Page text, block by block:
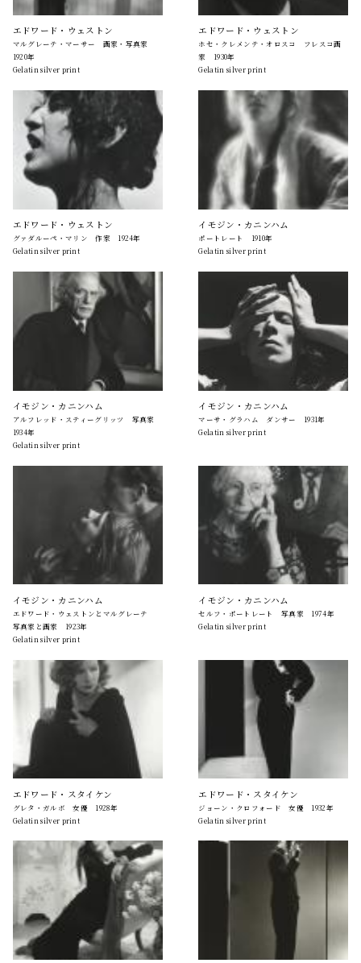
エドワード・ウェストン
マルグレーテ・マーサー 画家・写真家
1920年
Gelatin silver print
エドワード・ウェストン
ホセ・クレメンテ・オロスコ フレスコ画
家 1930年
Gelatin silver print
エドワード・ウェストン
グァダルーペ・マリン 作家 1924年
Gelatin silver print
イモジン・カニンハム
ポートレート 1910年
Gelatin silver print
イモジン・カニンハム
アルフレッド・スティーグリッツ 写真家
1934年
Gelatin silver print
イモジン・カニンハム
マーサ・グラハム ダンサー 1931年
Gelatin silver print
イモジン・カニンハム
エドワード・ウェストンとマルグレーテ
写真家と画家 1923年
Gelatin silver print
イモジン・カニンハム
セルフ・ポートレート 写真家 1974年
Gelatin silver print
エドワード・スタイケン
グレタ・ガルボ 女優 1928年
Gelatin silver print
エドワード・スタイケン
ジョーン・クロフォード 女優 1932年
Gelatin silver print